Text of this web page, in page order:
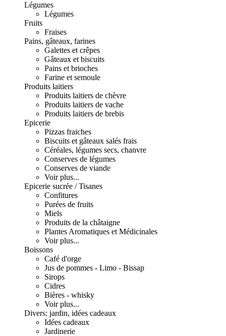
Légumes
Légumes
Fruits
Fraises
Pains, gâteaux, farines
Galettes et crêpes
Gâteaux et biscuits
Pains et brioches
Farine et semoule
Produits laitiers
Produits laitiers de chèvre
Produits laitiers de vache
Produits laitiers de brebis
Epicerie
Pizzas fraiches
Biscuits et gâteaux salés frais
Céréales, légumes secs, chanvre
Conserves de légumes
Conserves de viande
Voir plus...
Epicerie sucrée / Tisanes
Confitures
Purées de fruits
Miels
Produits de la châtaigne
Plantes Aromatiques et Médicinales
Voir plus...
Boissons
Café d'orge
Jus de pommes - Limo - Bissap
Sirops
Cidres
Bières - whisky
Voir plus...
Divers: jardin, idées cadeaux
Idées cadeaux
Jardinerie